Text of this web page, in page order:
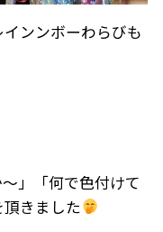
ンンボーわらびも
」「何で色付けて
きました